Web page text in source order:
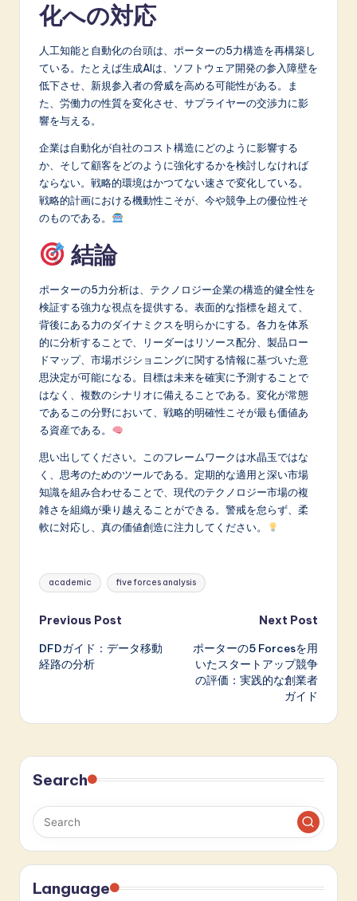
化への対応
人工知能と自動化の台頭は、ポーターの5力構造を再構築し
ている。たとえば生成AIは、ソフトウェア開発の参入障壁を
低下させ、新規参入者の脅威を高める可能性がある。ま
た、労働力の性質を変化させ、サプライヤーの交渉力に影
響を与える。
企業は自動化が自社のコスト構造にどのように影響する
か、そして顧客をどのように強化するかを検討しなければ
ならない。戦略的環境はかつてない速さで変化している。
戦略的計画における機動性こそが、今や競争上の優位性そ
のものである。
結論
ポーターの5力分析は、テクノロジー企業の構造的健全性を
検証する強力な視点を提供する。表面的な指標を超えて、
背後にある力のダイナミクスを明らかにする。各力を体系
的に分析することで、リーダーはリソース配分、製品ロー
ドマップ、市場ポジショニングに関する情報に基づいた意
思決定が可能になる。目標は未来を確実に予測することで
はなく、複数のシナリオに備えることである。変化が常態
であるこの分野において、戦略的明確性こそが最も価値あ
る資産である。
思い出してください。このフレームワークは水晶玉ではな
く、思考のためのツールである。定期的な適用と深い市場
知識を組み合わせることで、現代のテクノロジー市場の複
雑さを組織が乗り越えることができる。警戒を怠らず、柔
軟に対応し、真の価値創造に注力してください。
Tags:
academic five forces analysis
Post
navigation
Previous Post
DFDガイド：データ移動
経路の分析
Next Post
ポーターの5 Forcesを用
いたスタートアップ競争
の評価：実践的な創業者
ガイド
Search
Language